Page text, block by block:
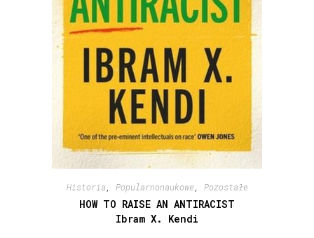
Historia Popularnonaukowe Pozostałe
HOW TO RAISE AN ANTIRACIST
Ibram X. Kendi